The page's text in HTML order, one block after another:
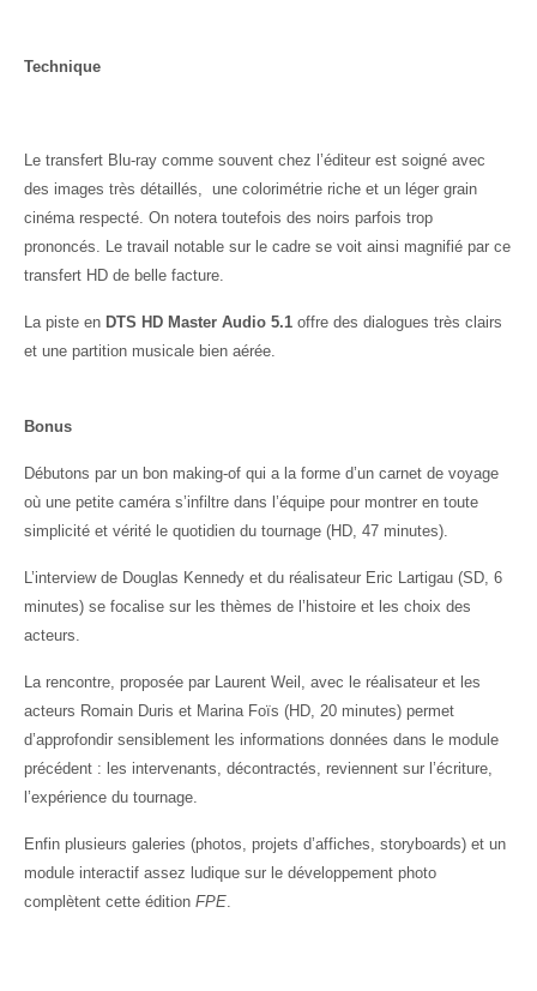
Technique
Le transfert Blu-ray comme souvent chez l’éditeur est soigné avec
des images très détaillés, une colorimétrie riche et un léger grain
cinéma respecté. On notera toutefois des noirs parfois trop
prononcés. Le travail notable sur le cadre se voit ainsi magnifié par ce
transfert HD de belle facture.
La piste en DTS HD Master Audio 5.1 offre des dialogues très clairs
et une partition musicale bien aérée.
Bonus
Débutons par un bon making-of qui a la forme d’un carnet de voyage
où une petite caméra s’infiltre dans l’équipe pour montrer en toute
simplicité et vérité le quotidien du tournage (HD, 47 minutes).
L’interview de Douglas Kennedy et du réalisateur Eric Lartigau (SD, 6
minutes) se focalise sur les thèmes de l’histoire et les choix des
acteurs.
La rencontre, proposée par Laurent Weil, avec le réalisateur et les
acteurs Romain Duris et Marina Foïs (HD, 20 minutes) permet
d’approfondir sensiblement les informations données dans le module
précédent : les intervenants, décontractés, reviennent sur l’écriture,
l’expérience du tournage.
Enfin plusieurs galeries (photos, projets d’affiches, storyboards) et un
module interactif assez ludique sur le développement photo
complètent cette édition FPE.